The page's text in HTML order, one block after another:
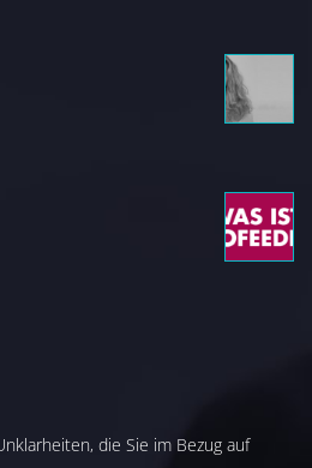
die Sie im Bezug auf